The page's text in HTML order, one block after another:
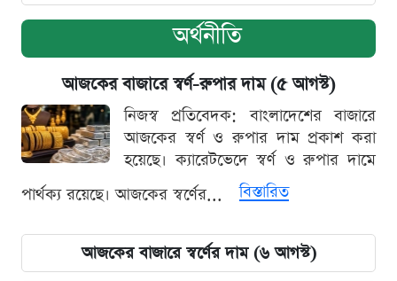
অর্থনীতি
আজকের বাজারে স্বর্ণ-রুপার দাম (৫ আগস্ট)
নিজস্ব প্রতিবেদক: বাংলাদেশের বাজারে
আজকের স্বর্ণ ও রুপার দাম প্রকাশ করা
হয়েছে। ক্যারেটভেদে স্বর্ণ ও রুপার দামে
পার্থক্য রয়েছে। আজকের স্বর্ণের...
বিস্তারিত
আজকের বাজারে স্বর্ণের দাম (৬ আগস্ট)